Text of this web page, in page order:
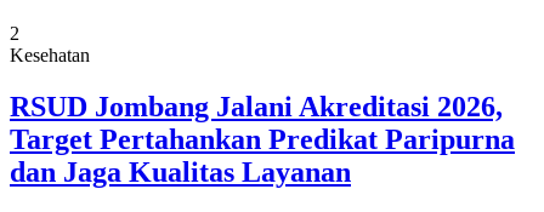
2
Kesehatan
RSUD Jombang Jalani Akreditasi 2026,
Target Pertahankan Predikat Paripurna
dan Jaga Kualitas Layanan